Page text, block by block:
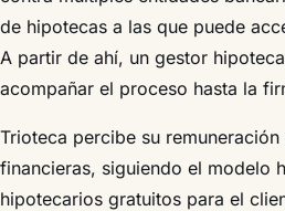
de hipotecas a las que puede
A partir de ahí, un gestor
acompañar el proceso hasta la
Trioteca percibe su
financieras, siguiendo el modelo
hipotecarios gratuitos para el